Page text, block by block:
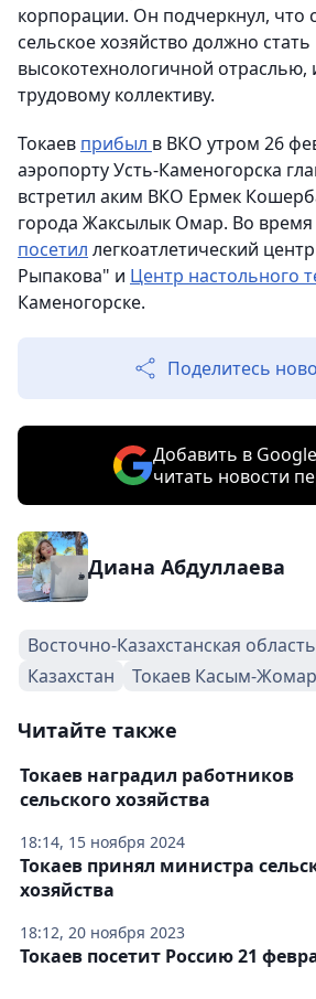
корпорации. Он подчеркнул, что
сельское хозяйство должно стать
высокотехнологичной отраслью,
трудовому коллективу.
Токаев прибыл в ВКО утром 26
аэропорту Усть-Каменогорска
встретил аким ВКО Ермек
города Жаксылык Омар. Во время
посетил легкоатлетический
Рыпакова" и Центр настольного
Каменогорске.
Поделитесь
Добавить в
читать новости
Диана Абдуллаева
Восточно-Казахстанская область
Казахстан
Токаев Касым-
Читайте также
18:14, 15 ноября 2024
Токаев наградил работников
сельского хозяйства
18:12, 20 ноября 2023
Токаев принял министра
хозяйства
Токаев посетит Россию 21